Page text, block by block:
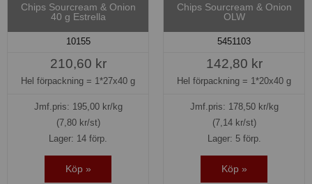
Chips Sourcream & Onion
40 g Estrella
10155
210,60 kr
Hel förpackning = 1*27x40 g
Jmf.pris: 195,00kr/kg
(7,80 kr/st)
Lager: 14 förp.
Köp »
Chips Sourcream & Onion
OLW
5451103
142,80 kr
Hel förpackning = 1*20x40 g
Jmf.pris: 178,50kr/kg
(7,14 kr/st)
Lager: 5 förp.
Köp »